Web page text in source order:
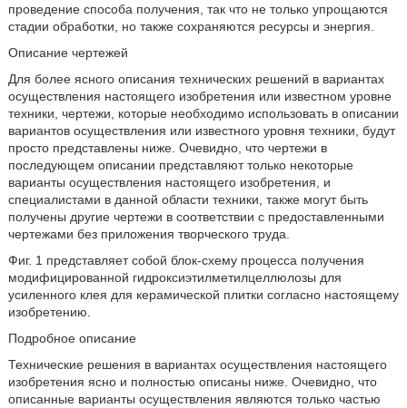
проведение способа получения, так что не только упрощаются
стадии обработки, но также сохраняются ресурсы и энергия.
Описание чертежей
Для более ясного описания технических решений в вариантах
осуществления настоящего изобретения или известном уровне
техники, чертежи, которые необходимо использовать в описании
вариантов осуществления или известного уровня техники, будут
просто представлены ниже. Очевидно, что чертежи в
последующем описании представляют только некоторые
варианты осуществления настоящего изобретения, и
специалистами в данной области техники, также могут быть
получены другие чертежи в соответствии с предоставленными
чертежами без приложения творческого труда.
Фиг. 1 представляет собой блок-схему процесса получения
модифицированной гидроксиэтилметилцеллюлозы для
усиленного клея для керамической плитки согласно настоящему
изобретению.
Подробное описание
Технические решения в вариантах осуществления настоящего
изобретения ясно и полностью описаны ниже. Очевидно, что
описанные варианты осуществления являются только частью